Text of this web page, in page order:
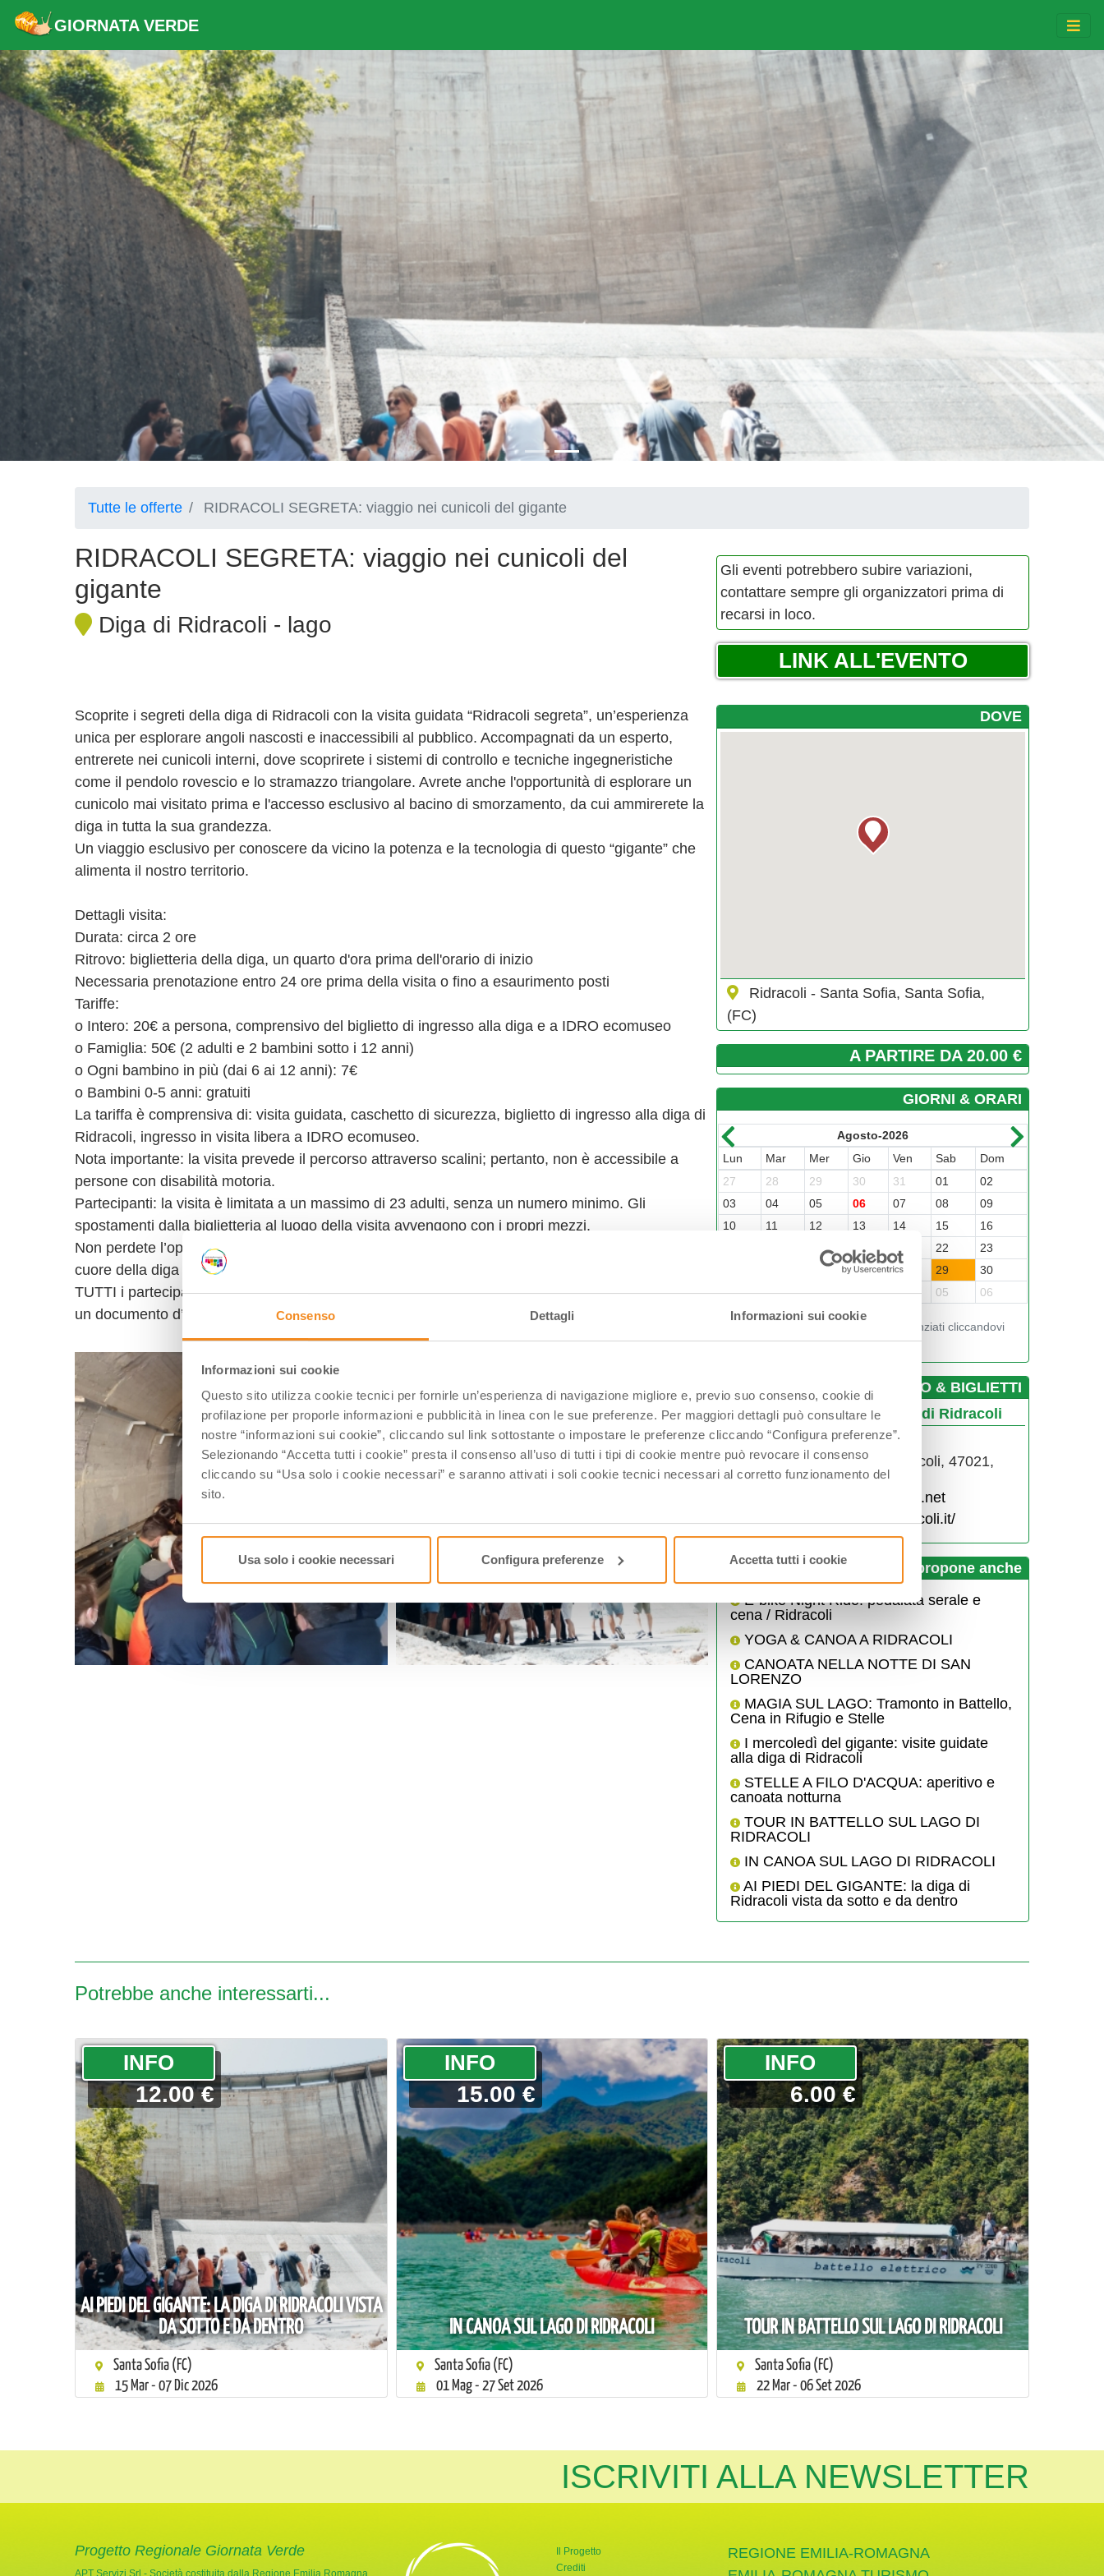
Consenso Dettagli Informazioni sui cookie
Informazioni sui cookie
Questo sito utilizza cookie tecnici per fornirle un’esperienza di navigazione migliore e, previo suo consenso, cookie di
profilazione per proporle informazioni e pubblicità in linea con le sue preferenze. Per maggiori dettagli può consultare le
nostre “informazioni sui cookie”, cliccando sul link sottostante o impostare le preferenze cliccando “Configura preferenze”.
Selezionando “Accetta tutti i cookie” presta il consenso all’uso di tutti i tipi di cookie mentre può revocare il consenso
cliccando su “Usa solo i cookie necessari” e saranno attivati i soli cookie tecnici necessari al corretto funzionamento del
sito.
Usa solo i cookie necessari Configura preferenze Accetta tutti i cookie
GIORNATA VERDE
Tutte le offerte RIDRACOLI SEGRETA: viaggio nei cunicoli del gigante
RIDRACOLI SEGRETA: viaggio nei cunicoli del
gigante
Diga di Ridracoli - lago
Gli eventi potrebbero subire variazioni,
contattare sempre gli organizzatori prima di
recarsi in loco.
LINK ALL'EVENTO
Scoprite i segreti della diga di Ridracoli con la visita guidata “Ridracoli segreta”, un’esperienza
unica per esplorare angoli nascosti e inaccessibili al pubblico. Accompagnati da un esperto,
entrerete nei cunicoli interni, dove scoprirete i sistemi di controllo e tecniche ingegneristiche
come il pendolo rovescio e lo stramazzo triangolare. Avrete anche l'opportunità di esplorare un
cunicolo mai visitato prima e l'accesso esclusivo al bacino di smorzamento, da cui ammirerete la
diga in tutta la sua grandezza.
Un viaggio esclusivo per conoscere da vicino la potenza e la tecnologia di questo “gigante” che
alimenta il nostro territorio.
Dettagli visita:
Durata: circa 2 ore
Ritrovo: biglietteria della diga, un quarto d'ora prima dell'orario di inizio
Necessaria prenotazione entro 24 ore prima della visita o fino a esaurimento posti
Tariffe:
o Intero: 20€ a persona, comprensivo del biglietto di ingresso alla diga e a IDRO ecomuseo
o Famiglia: 50€ (2 adulti e 2 bambini sotto i 12 anni)
o Ogni bambino in più (dai 6 ai 12 anni): 7€
o Bambini 0-5 anni: gratuiti
La tariffa è comprensiva di: visita guidata, caschetto di sicurezza, biglietto di ingresso alla diga di
Ridracoli, ingresso in visita libera a IDRO ecomuseo.
Nota importante: la visita prevede il percorso attraverso scalini; pertanto, non è accessibile a
persone con disabilità motoria.
Partecipanti: la visita è limitata a un massimo di 23 adulti, senza un numero minimo. Gli
spostamenti dalla biglietteria al luogo della visita avvengono con i propri mezzi.
Non perdete l’opportunità di vivere un’esperienza esclusiva e affascinante alla scoperta del
cuore della diga di Ridracoli. Vi aspettiamo! Biglietto shop online, ai fini della prenotazione, per
TUTTI i partecipanti, è necessario comunicare: nome e cognome, luogo e data di nascita, n° di
un documento d’identità valido.
DOVE
Ridracoli - Santa Sofia, Santa Sofia,
(FC)
A PARTIRE DA 20.00 €
GIORNI & ORARI
Lun
Mar Mer Gio Ven Sab
Dom
06
07 08 09 10 11
13
14 15 16 17
03
04 05 06 07 08 09
Agosto-2026
Lun
Mar Mer Gio Ven Sab
Dom
27
28 29 30 31 01
02
03
04 05 06 07 08
09
10
11 12 13 14 15
16
20 21 22
23
27 28 29
30
31
01 02 03 04 05 06
Visualizza gli orari nei giorni evidenziati cliccandovi
sopra
­INFO & BIGLIETTI
Idro Ecomuseo delle Acque di Ridracoli
0543917912
via Ridracoli 1, fraz. Ridracoli, 47021,
Bagno di Romagna, (FC)
ladigadiridracoli@atlantide.net
http://www.ecomuseoridracoli.it/
Diga di Ridracoli - lago propone anche
E-bike Night Ride: pedalata serale e
cena / Ridracoli
YOGA & CANOA A RIDRACOLI
CANOATA NELLA NOTTE DI SAN
LORENZO
MAGIA SUL LAGO: Tramonto in Battello,
Cena in Rifugio e Stelle
I mercoledì del gigante: visite guidate
alla diga di Ridracoli
STELLE A FILO D'ACQUA: aperitivo e
canoata notturna
TOUR IN BATTELLO SUL LAGO DI
RIDRACOLI
IN CANOA SUL LAGO DI RIDRACOLI
AI PIEDI DEL GIGANTE: la diga di
Ridracoli vista da sotto e da dentro
Potrebbe anche interessarti...
AI PIEDI DEL GIGANTE: LA DIGA DI RIDRACOLI VISTA
DA SOTTO E DA DENTRO
­INFO
12.00 €
Santa Sofia (FC)
15 Mar - 07 Dic 2026
IN CANOA SUL LAGO DI RIDRACOLI
­INFO
15.00 €
Santa Sofia (FC)
01 Mag - 27 Set 2026
TOUR IN BATTELLO SUL LAGO DI RIDRACOLI
­INFO
6.00 €
Santa Sofia (FC)
22 Mar - 06 Set 2026
ISCRIVITI ALLA NEWSLETTER
Progetto Regionale Giornata Verde
APT Servizi Srl - Società costituita dalla Regione Emilia Romagna
Il Progetto
Crediti
REGIONE EMILIA-ROMAGNA